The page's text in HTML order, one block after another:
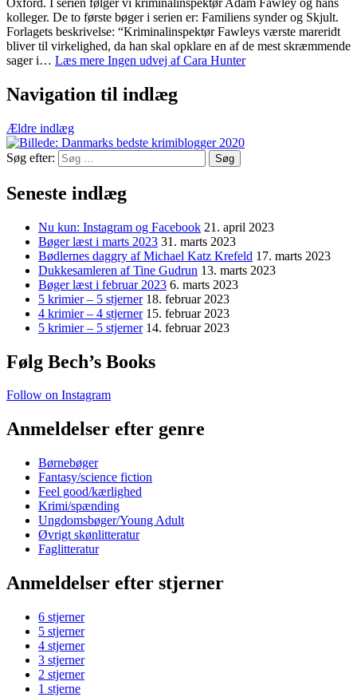
Oxford. I serien følger vi kriminalinspektør Adam Fawley og hans
kolleger. De to første bøger i serien er: Familiens synder og Skjult.
Forlagets beskrivelse: “Kriminalinspektør Fawleys værste mareridt
bliver til virkelighed, da han skal opklare en af de mest skræmmende
sager i… Læs mere Ingen udvej af Cara Hunter
Navigation til indlæg
Ældre indlæg
Søg efter:
Seneste indlæg
Nu kun: Instagram og Facebook 21. april 2023
Bøger læst i marts 2023 31. marts 2023
Bødlernes daggry af Michael Katz Krefeld 17. marts 2023
Dukkesamleren af Tine Gudrun 13. marts 2023
Bøger læst i februar 2023 6. marts 2023
5 krimier – 5 stjerner 18. februar 2023
4 krimier – 4 stjerner 15. februar 2023
5 krimier – 5 stjerner 14. februar 2023
Følg Bech’s Books
Follow on Instagram
Anmeldelser efter genre
Børnebøger
Fantasy/science fiction
Feel good/kærlighed
Krimi/spænding
Ungdomsbøger/Young Adult
Øvrigt skønlitteratur
Faglitteratur
Anmeldelser efter stjerner
6 stjerner
5 stjerner
4 stjerner
3 stjerner
2 stjerner
1 stjerne